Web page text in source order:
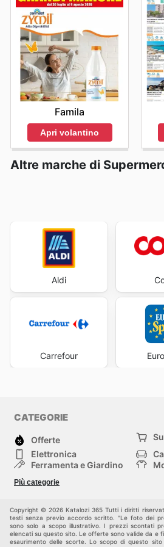
Famila
Apri volantino
Altre marche di
Aldi
Carrefour
CATEGORIE
Offerte
Elettronica
Ferramenta e Giardino
Bambini e Neonati
Più categorie
Copyright © 2026 Katalozi 365 Tutti i diritti
testi senza previo accordo scritto. "Le foto dei
sono solo a scopo illustrativo. I prezzi scontati
elencati su questo sito. Le offerte sono valide da e
esaurimento delle scorte. Lo scopo di questo